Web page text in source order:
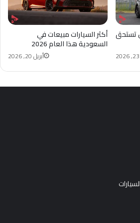
أكثر السيارات مبيعات في
السعودية هذا العام 2026
أبريل 20, 2026
ريال تستحق